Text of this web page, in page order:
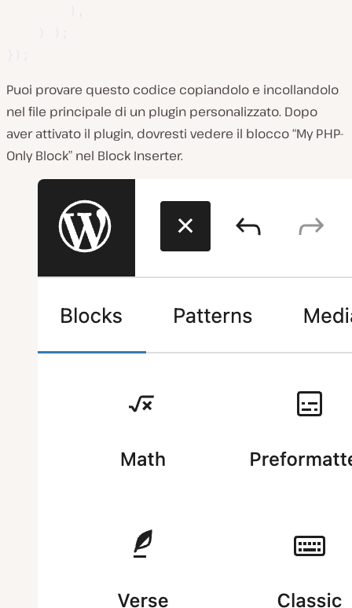
Puoi provare questo codice copiandolo e incollandolo
nel file principale di un plugin personalizzato. Dopo
aver attivato il plugin, dovresti vedere il blocco “My PHP-
Only Block” nel Block Inserter.